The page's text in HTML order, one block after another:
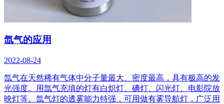
氙气的应用
2022-08-24
氙气在天然稀有气体中分子量最大、密度最高，具有极高的发
光强度。用氙气充填的灯有白炽灯、碘灯、闪光灯、电影院放
映灯等。氙气灯的透雾能力特强，可用做有雾导航灯，广泛用